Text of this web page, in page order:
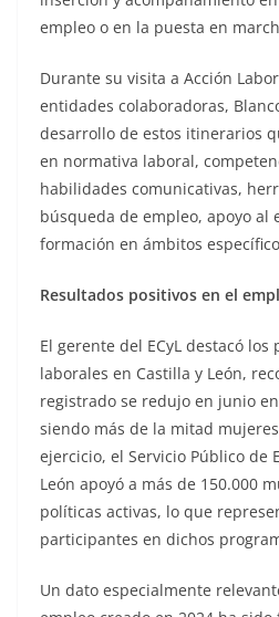
empleo o en la puesta en
Durante su visita a Acción
entidades colaboradoras,
desarrollo de estos itinerarios
en normativa laboral,
habilidades comunicativas,
búsqueda de empleo, apoyo al
formación en ámbitos
Resultados positivos en el
El gerente del ECyL destacó
laborales en Castilla y León,
registrado se redujo en junio
siendo más de la mitad
ejercicio, el Servicio Público de
León apoyó a más de 150.000
políticas activas, lo que
participantes en dichos
Un dato especialmente